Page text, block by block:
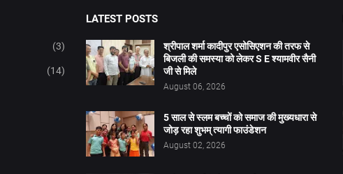
(3)
(14)
LATEST POSTS
श्रीपाल शर्मा कादीपुर एसोसिएशन की तरफ से
बिजली की समस्या को लेकर S E श्यामवीर सैनी
जी से मिले
August 06, 2026
5 साल से स्लम बच्चों को समाज की मुख्यधारा से
जोड़ रहा शुभम् त्यागी फाउंडेशन
August 02, 2026